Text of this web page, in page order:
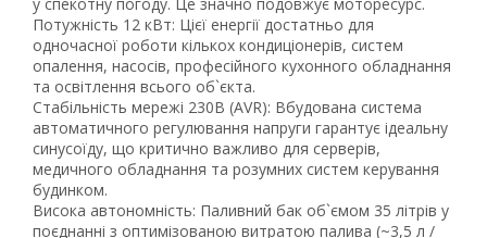
Рейтинг EXE.ua:4.6
974
Потужність 12 кВт: Цієї енергії достатньо для
одночасної роботи кількох кондиціонерів, систем
опалення, насосів, професійного кухонного обладнання
та освітлення всього об`єкта.
Стабільність мережі 230В (AVR): Вбудована система
автоматичного регулювання напруги гарантує ідеальну
синусоїду, що критично важливо для серверів,
медичного обладнання та розумних систем керування
будинком.
Висока автономність: Паливний бак об`ємом 35 літрів у
поєднанні з оптимізованою витратою палива (~3,5 л /